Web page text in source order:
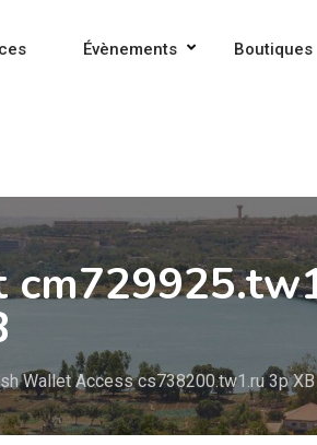
Évènements Boutiques
Wallet Access cs738200.tw1.ru 3p XB